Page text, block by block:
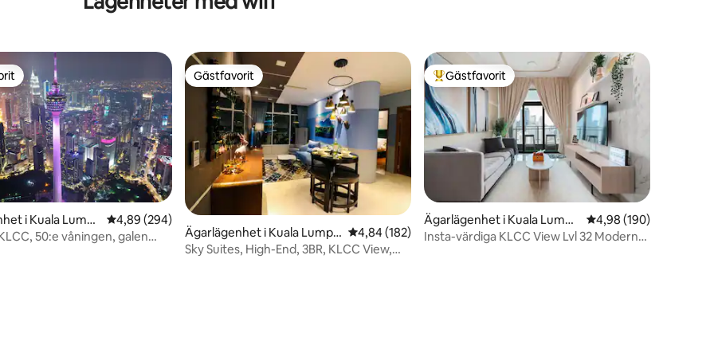
i Kuala Lump
4,89 av 5 i genomsnittligt betyg, 294 omdömen
4,89 (294)
50:e våningen, galen
Gästfavorit
Gästfavorit
Ägarlägenhet i Kuala Lumpu
r
4,84 av 5 i genomsnittligt betyg, 182 omdömen
4,84 (182)
Sky Suites, High-End, 3BR, KLCC View,
Populär gästfavorit
Gästfavorit
Ägarlägenhet i Kuala Lumpu
r
4,98 av 5 i
4,98 (190)
Insta-värdiga KLCC View Lvl 32 Modern